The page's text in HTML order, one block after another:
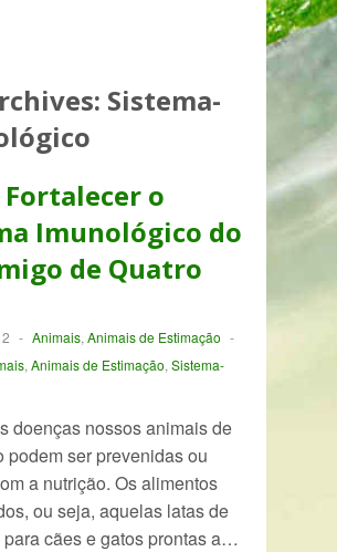
Sistema-
Fortalecer o
Imunológico do
de Quatro
- Animais, Animais de Estimação -
, Animais de Estimação, Sistema-
doenças nossos animais de
podem ser prevenidas ou
a nutrição. Os alimentos
ou seja, aquelas latas de
cães e gatos prontas a…